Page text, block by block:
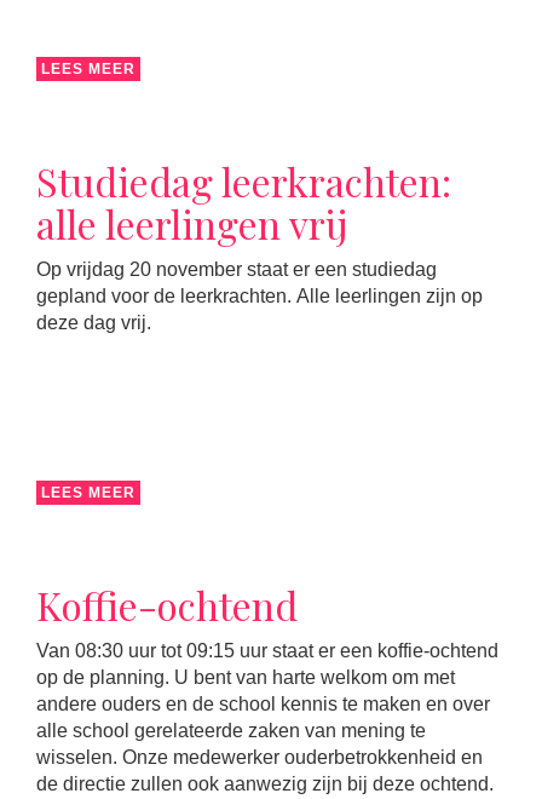
LEES MEER
Studiedag leerkrachten:
alle leerlingen vrij
Op vrijdag 20 november staat er een studiedag
gepland voor de leerkrachten. Alle leerlingen zijn op
deze dag vrij.
LEES MEER
Koffie-ochtend
Van 08:30 uur tot 09:15 uur staat er een koffie-ochtend
op de planning. U bent van harte welkom om met
andere ouders en de school kennis te maken en over
alle school gerelateerde zaken van mening te
wisselen. Onze medewerker ouderbetrokkenheid en
de directie zullen ook aanwezig zijn bij deze ochtend.